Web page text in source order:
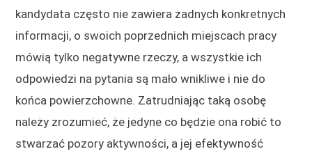
kandydata często nie zawiera żadnych konkretnych
informacji, o swoich poprzednich miejscach pracy
mówią tylko negatywne rzeczy, a wszystkie ich
odpowiedzi na pytania są mało wnikliwe i nie do
końca powierzchowne. Zatrudniając taką osobę
należy zrozumieć, że jedyne co będzie ona robić to
stwarzać pozory aktywności, a jej efektywność